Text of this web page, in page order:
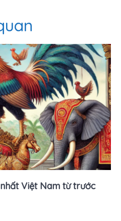
Việt Nam từ trước